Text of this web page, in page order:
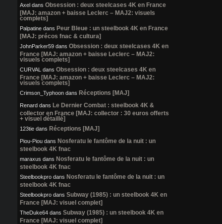
Axel dans Obsession : deux steelcases 4K en France
[MAJ: amazon + baisse Leclerc – MAJ2: visuels
complets]
Palpatine dans Peur Bleue : un steelbook 4K en France
[MAJ: précos fnac & cultura]
JohnParker59 dans Obsession : deux steelcases 4K en
France [MAJ: amazon + baisse Leclerc – MAJ2:
visuels complets]
CURVAL dans Obsession : deux steelcases 4K en
France [MAJ: amazon + baisse Leclerc – MAJ2:
visuels complets]
Crimson_Typhoon dans Réceptions [MAJ]
Renard dans Le Dernier Combat : steelbook 4K &
collector en France [MAJ: collector : 30 euros offerts
+ visuel détaillé]
123tie dans Réceptions [MAJ]
Piou-Piou dans Nosferatu le fantôme de la nuit : un
steelbook 4K fnac
maraxus dans Nosferatu le fantôme de la nuit : un
steelbook 4K fnac
Steelbookpro dans Nosferatu le fantôme de la nuit : un
steelbook 4K fnac
Steelbookpro dans Subway (1985) : un steelbook 4K en
France [MAJ: visuel complet]
TheDuke64 dans Subway (1985) : un steelbook 4K en
France [MAJ: visuel complet]